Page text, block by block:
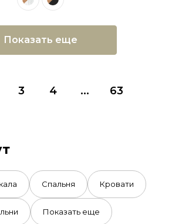
Показать еще
3 4 ... 63
Спальня Кровати
Показать еще